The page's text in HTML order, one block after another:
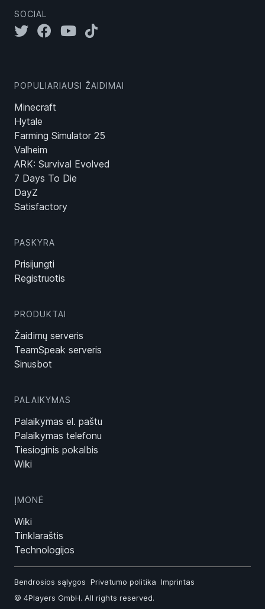
SOCIAL
POPULIARIAUSI ŽAIDIMAI
Minecraft
Hytale
Farming Simulator 25
Valheim
ARK: Survival Evolved
7 Days To Die
DayZ
Satisfactory
PASKYRA
Prisijungti
Registruotis
PRODUKTAI
Žaidimų serveris
TeamSpeak serveris
Sinusbot
PALAIKYMAS
Palaikymas el. paštu
Palaikymas telefonu
Tiesioginis pokalbis
Wiki
ĮMONĖ
Wiki
Tinklaraštis
Technologijos
© 4Players GmbH. All rights reserved.
Bendrosios sąlygos Privatumo politika Imprintas